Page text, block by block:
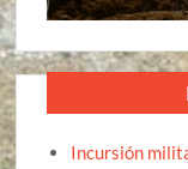
Incursión